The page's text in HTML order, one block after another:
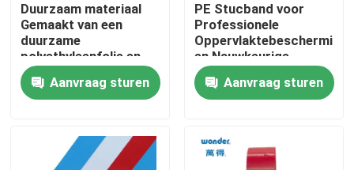
Thuis
Producten
Duurzaam materiaal
Gemaakt van een
duurzame
polyethyleenfolie en
bekleed met een
sterke lijm die een
langdurige
garandeert
Aanvraag sturen
PE Stucband voor
Professionele
Oppervlaktebescherming
en Nauwkeurige
Resultaten bij
Decoratieve
Lijnmarkering
Aanvraag sturen